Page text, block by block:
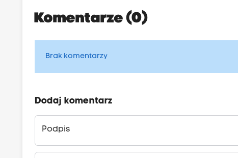
Komentarze (0)
Brak komentarzy
Dodaj komentarz
Podpis